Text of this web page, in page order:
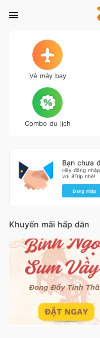
Vé máy bay
Combo du lịch
Bạn chưa
Hãy đăng
với 8Trip nhé!
Đăng nhập
Khuyến mãi hấp dẫn